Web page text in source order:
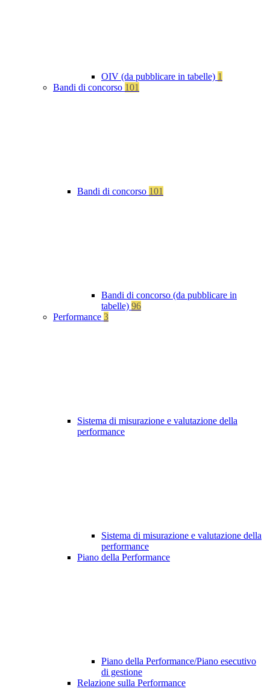
OIV (da pubblicare in tabelle) 1
Bandi di concorso 101
Bandi di concorso 101
Bandi di concorso (da pubblicare in
tabelle) 96
Performance 3
Sistema di misurazione e valutazione della
performance
Sistema di misurazione e valutazione della
performance
Piano della Performance
Piano della Performance/Piano esecutivo
di gestione
Relazione sulla Performance